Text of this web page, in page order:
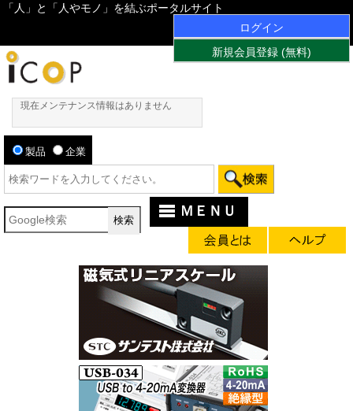
「人」と「人やモノ」を結ぶポータルサイト
ログイン
新規会員登録 (無料)
現在メンテナンス情報はありません
製品 企業
ＭＥＮＵ